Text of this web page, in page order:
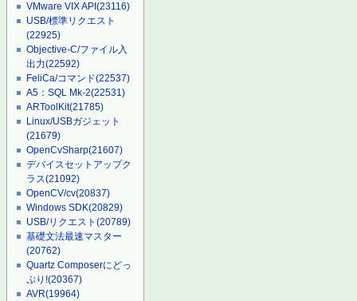
VMware VIX API(23116)
USB/標準リクエスト
(22925)
Objective-C/ファイル入
出力(22592)
FeliCa/コマンド(22537)
A5：SQL Mk-2(22531)
ARToolKit(21785)
Linux/USBガジェット
(21679)
OpenCvSharp(21607)
デバイスセットアップク
ラス(21092)
OpenCV/cv(20837)
Windows SDK(20829)
USB/リクエスト(20789)
基礎文法最速マスター
(20762)
Quartz Composerにどっ
ぷり!(20367)
AVR(19964)